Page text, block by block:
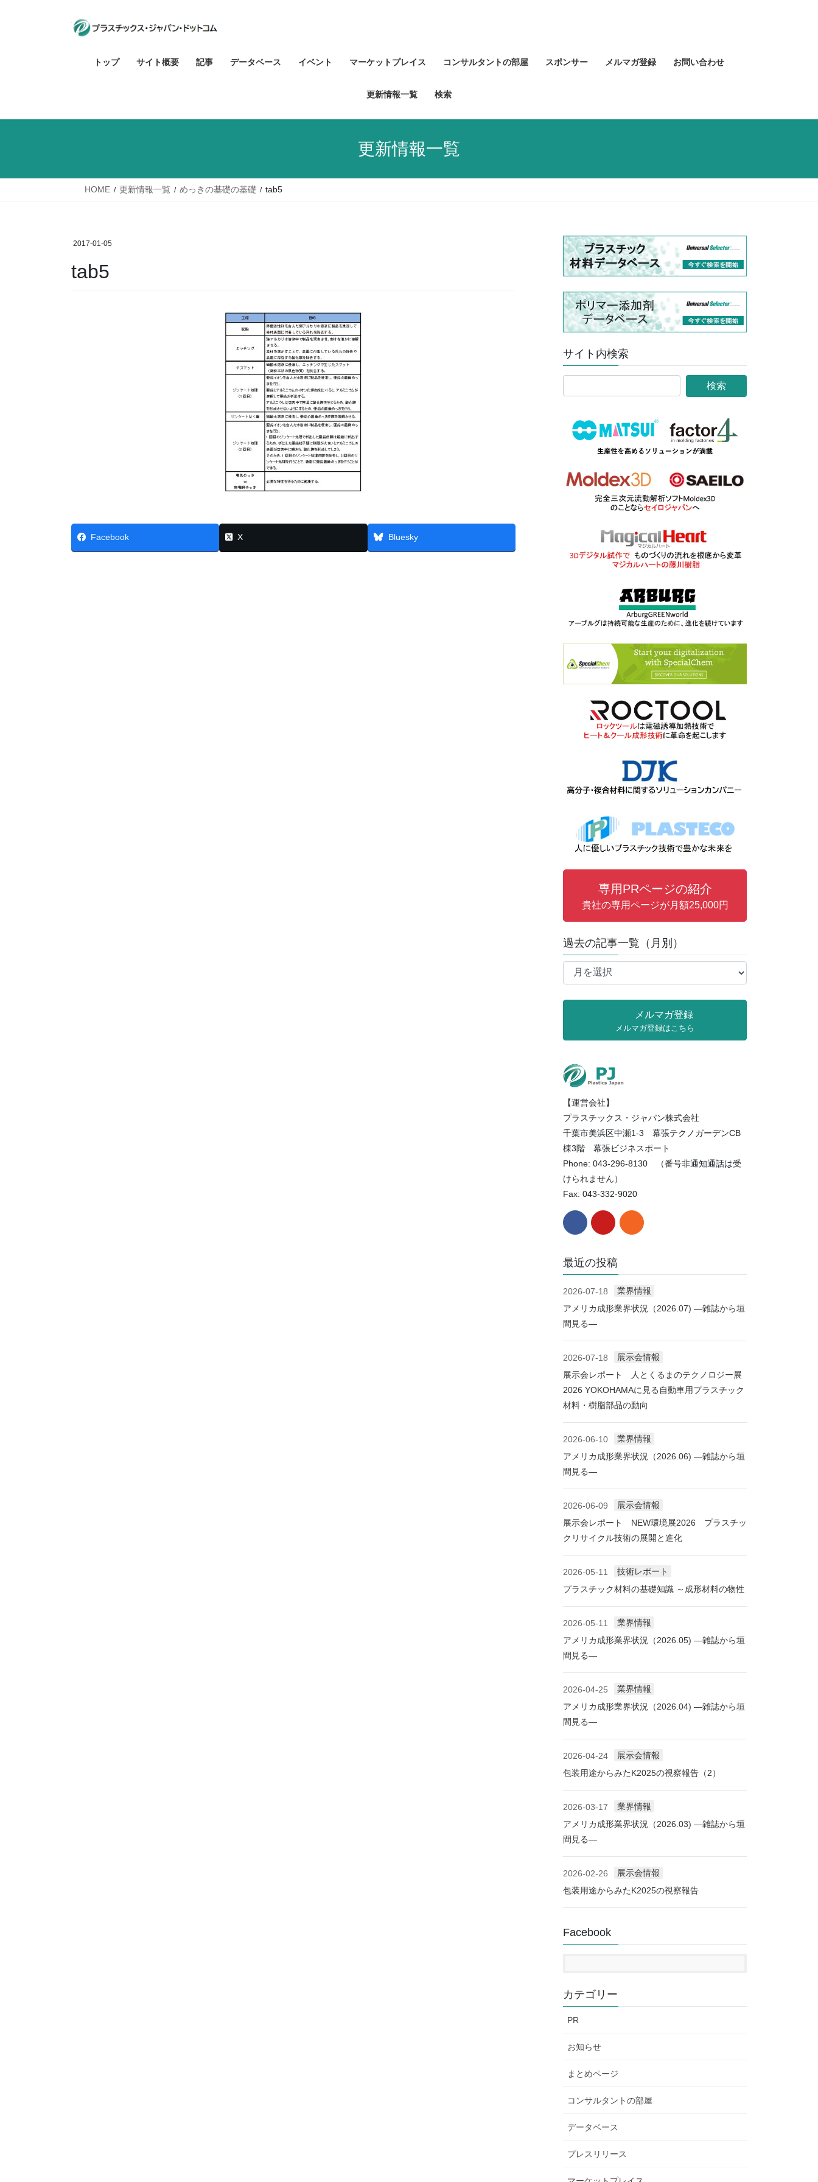
トップ サイト概要 記事 データベース イベント マーケットプレイス コンサルタントの部屋 スポンサー メルマガ登録 お問い合わせ
更新情報一覧 検索
更新情報一覧
HOME 更新情報一覧 めっきの基礎の基礎 tab5
2017-01-05
tab5
Facebook X Bluesky
サイト内検索
専用PRページの紹介
貴社の専用ページが月額25,000円
過去の記事一覧（月別）
過
（月
別）
メルマガ登録
メルマガ登録はこちら
【運営会社】
プラスチックス・ジャパン株式会社
千葉市美浜区中瀬1-3 幕張テクノガーデンCB
棟3階 幕張ビジネスポート
Phone: 043-296-8130 （番号非通知通話は受
けられません）
Fax: 043-332-9020
最近の投稿
2026-07-18
業界情報
アメリカ成形業界状況（2026.07) ―雑誌から垣
間見る―
2026-07-18
展示会情報
展示会レポート 人とくるまのテクノロジー展
2026 YOKOHAMAに見る自動車用プラスチック
材料・樹脂部品の動向
2026-06-10
業界情報
アメリカ成形業界状況（2026.06) ―雑誌から垣
間見る―
2026-06-09
展示会情報
展示会レポート NEW環境展2026 プラスチッ
クリサイクル技術の展開と進化
2026-05-11
技術レポート
プラスチック材料の基礎知識 ～成形材料の物性
2026-05-11
業界情報
アメリカ成形業界状況（2026.05) ―雑誌から垣
間見る―
2026-04-25
業界情報
アメリカ成形業界状況（2026.04) ―雑誌から垣
間見る―
2026-04-24
展示会情報
包装用途からみたK2025の視察報告（2）
2026-03-17
業界情報
アメリカ成形業界状況（2026.03) ―雑誌から垣
間見る―
2026-02-26
展示会情報
包装用途からみたK2025の視察報告
Facebook
カテゴリー
PR
お知らせ
まとめページ
コンサルタントの部屋
データベース
プレスリリース